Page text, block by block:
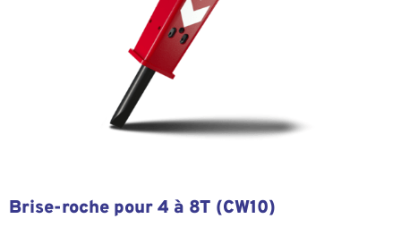
Brise-roche pour 4 à 8T (CW10)